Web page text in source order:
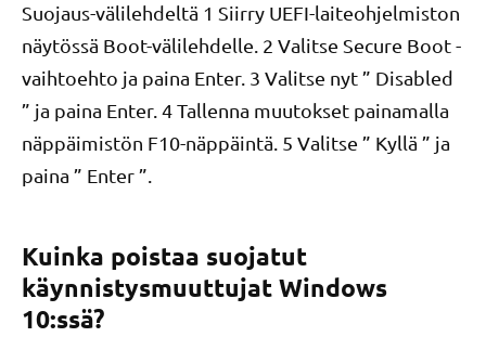
Suojaus-välilehdeltä 1 Siirry UEFI-laiteohjelmiston
näytössä Boot-välilehdelle. 2 Valitse Secure Boot -
vaihtoehto ja paina Enter. 3 Valitse nyt ” Disabled
” ja paina Enter. 4 Tallenna muutokset painamalla
näppäimistön F10-näppäintä. 5 Valitse ” Kyllä ” ja
paina ” Enter ”.
Kuinka poistaa suojatut
käynnistysmuuttujat Windows
10:ssä?